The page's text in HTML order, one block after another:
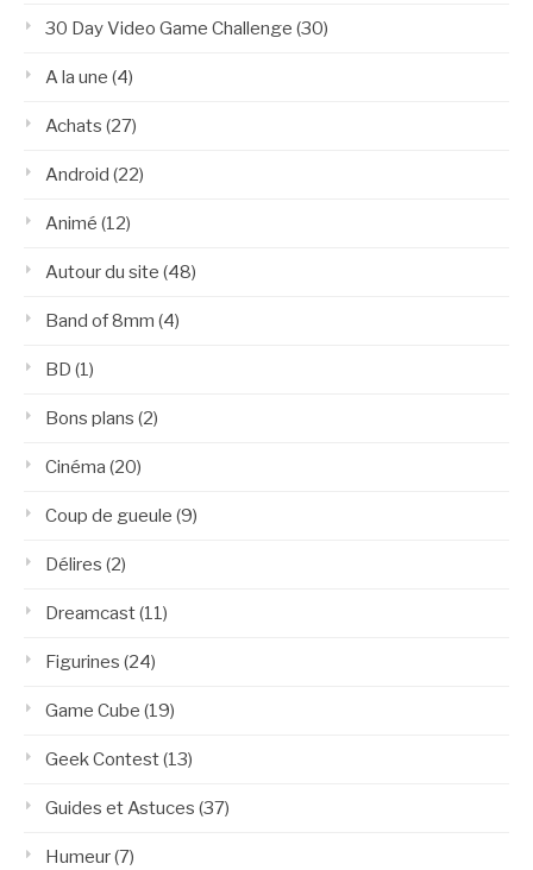
30 Day Video Game Challenge (30)
A la une (4)
Achats (27)
Android (22)
Animé (12)
Autour du site (48)
Band of 8mm (4)
BD (1)
Bons plans (2)
Cinéma (20)
Coup de gueule (9)
Délires (2)
Dreamcast(11)
Figurines (24)
Game Cube (19)
Geek Contest(13)
Guides et Astuces (37)
Humeur(7)